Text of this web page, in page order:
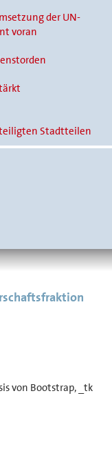
der UN-
voran
Stadtteilen
von Bootstrap, _tk